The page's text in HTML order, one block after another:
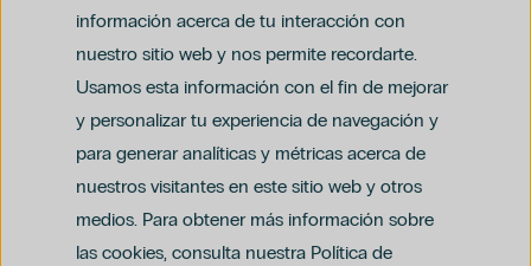
información acerca de tu interacción con
nuestro sitio web y nos permite recordarte.
Usamos esta información con el fin de mejorar
y personalizar tu experiencia de navegación y
para generar analíticas y métricas acerca de
nuestros visitantes en este sitio web y otros
medios. Para obtener más información sobre
las cookies, consulta nuestra Política de
Cirugía Plástica
Niños
Nutrición
Podología
Cirugía Ortopédica Y Traumatología
Odontología
Política de privacidad y protección de datos
Política del canal ético (PDF)
Política de compliance penal (PDF)